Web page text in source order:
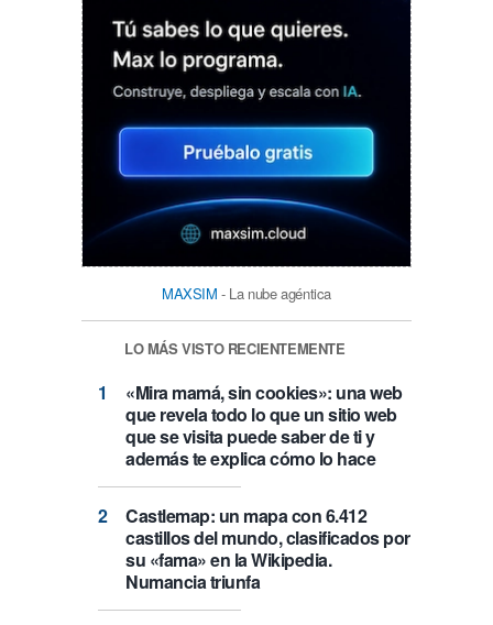
MAXSIM - La nube agéntica
LO MÁS VISTO RECIENTEMENTE
«Mira mamá, sin cookies»: una web
que revela todo lo que un sitio web
que se visita puede saber de ti y
además te explica cómo lo hace
Castlemap: un mapa con 6.412
castillos del mundo, clasificados por
su «fama» en la Wikipedia.
Numancia triunfa